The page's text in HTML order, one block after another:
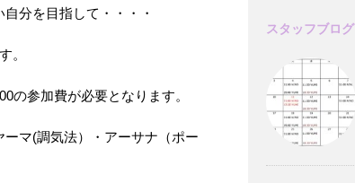
分を目指して・・・・
。
の参加費が必要となります。
マ(調気法）・アーサナ（ポー
スタッフブログ